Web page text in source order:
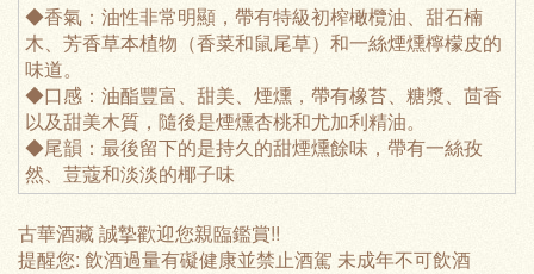
◆香氣：油性非常明顯，帶有特級初榨橄欖油、甜石楠
木、芳香草本植物（香菜和鼠尾草）和一絲煙燻檸檬皮的
味道。
◆口感：油酯豐富、甜美、煙燻，帶有橡苔、糖漿、茴香
以及甜美木質，隨後是煙燻杏桃和尤加利精油。
◆尾韻：最後留下的是持久的甜煙燻餘味，帶有一絲孜
然、荳蔻和淡淡的椰子味
古華酒藏 誠摯歡迎您親臨鑑賞!!
提醒您: 飲酒過量有礙健康並禁止酒駕 未成年不可飲酒